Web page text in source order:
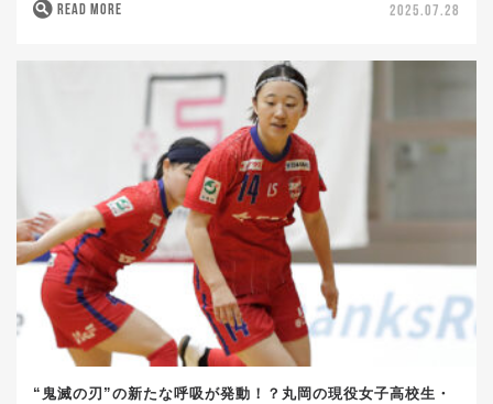
READ MORE 2025.07.28
“鬼滅の刃”の新たな呼吸が発動！？丸岡の現役女子高校生・